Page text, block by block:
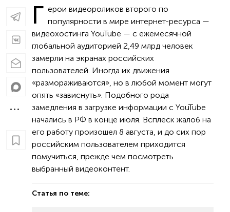
Г ерои видеороликов второго по
популярности в мире интернет-ресурса —
видеохостинга YouTube — с ежемесячной
глобальной аудиторией 2,49 млрд человек
замерли на экранах российских
пользователей. Иногда их движения
«размораживаются», но в любой момент могут
опять «зависнуть». Подобного рода
замедления в загрузке информации с YouTube
начались в РФ в конце июля. Всплеск жалоб на
его работу произошел 8 августа, и до сих пор
российским пользователем приходится
помучиться, прежде чем посмотреть
выбранный видеоконтент.
Статья по теме: